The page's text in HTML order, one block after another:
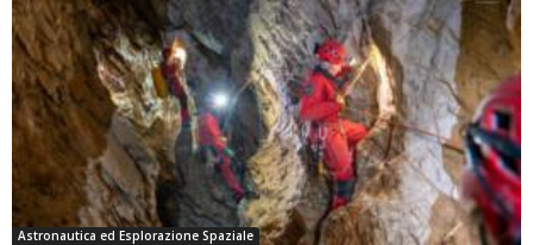
Astronautica ed Esplorazione Spaziale